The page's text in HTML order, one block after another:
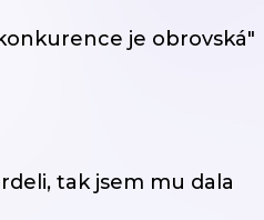
je obrovská"
tak jsem mu dala